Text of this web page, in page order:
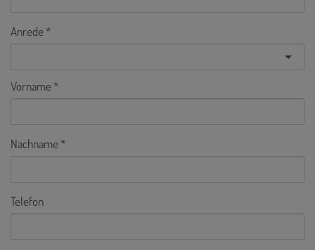
Anrede
Vorname
Nachname
Telefon